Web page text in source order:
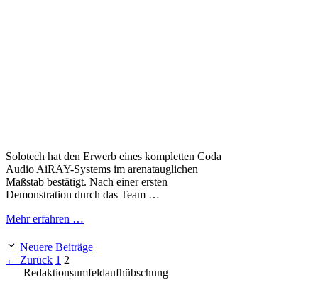
Solotech hat den Erwerb eines kompletten Coda
Audio AiRAY-Systems im arenatauglichen
Maßstab bestätigt. Nach einer ersten
Demonstration durch das Team …
Mehr erfahren …
Neuere Beiträge
← Zurück Seite
1 Seite
2
Redaktionsumfeldaufhübschung